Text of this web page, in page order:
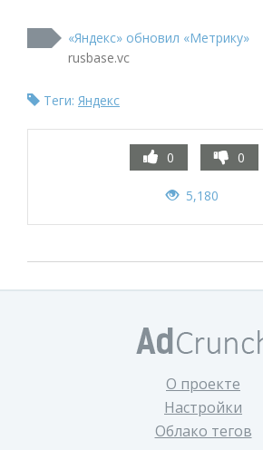
«Яндекс» обновил «Метрику»
rusbase.vc
Теги: Яндекс
0 0
5,180
О проекте
Настройки
Облако тегов